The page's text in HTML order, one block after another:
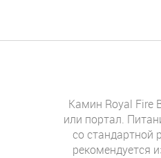
Камин Royal Fire
или портал.
со стандартной
рекомендуется